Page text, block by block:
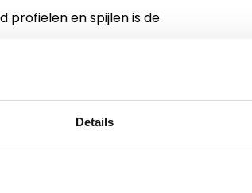
Details
profielen en spijlen is de
met duidelijke montage
mee bestellen. Deze
een andere oplossing,